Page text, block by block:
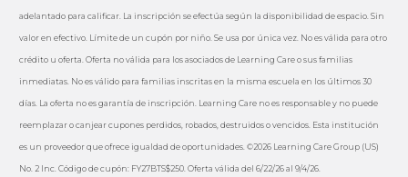
adelantado para calificar. La inscripción se efectúa según la disponibilidad de espacio. Sin
valor en efectivo. Límite de un cupón por niño. Se usa por única vez. No es válida para otro
crédito u oferta. Oferta no válida para los asociados de Learning Care o sus familias
inmediatas. No es válido para familias inscritas en la misma escuela en los últimos 30
días. La oferta no es garantía de inscripción. Learning Care no es responsable y no puede
reemplazar o canjear cupones perdidos, robados, destruidos o vencidos. Esta institución
es un proveedor que ofrece igualdad de oportunidades. ©2026 Learning Care Group (US)
No. 2 Inc. Código de cupón: FY27BTS$250. Oferta válida del 6/22/26 al 9/4/26.